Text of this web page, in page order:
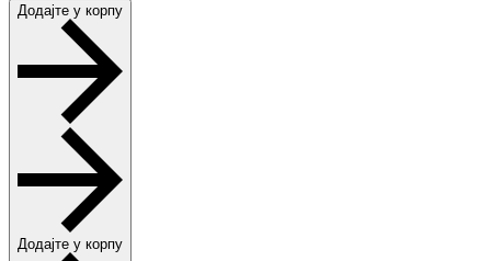
Додајте у корпу
Додајте у корпу